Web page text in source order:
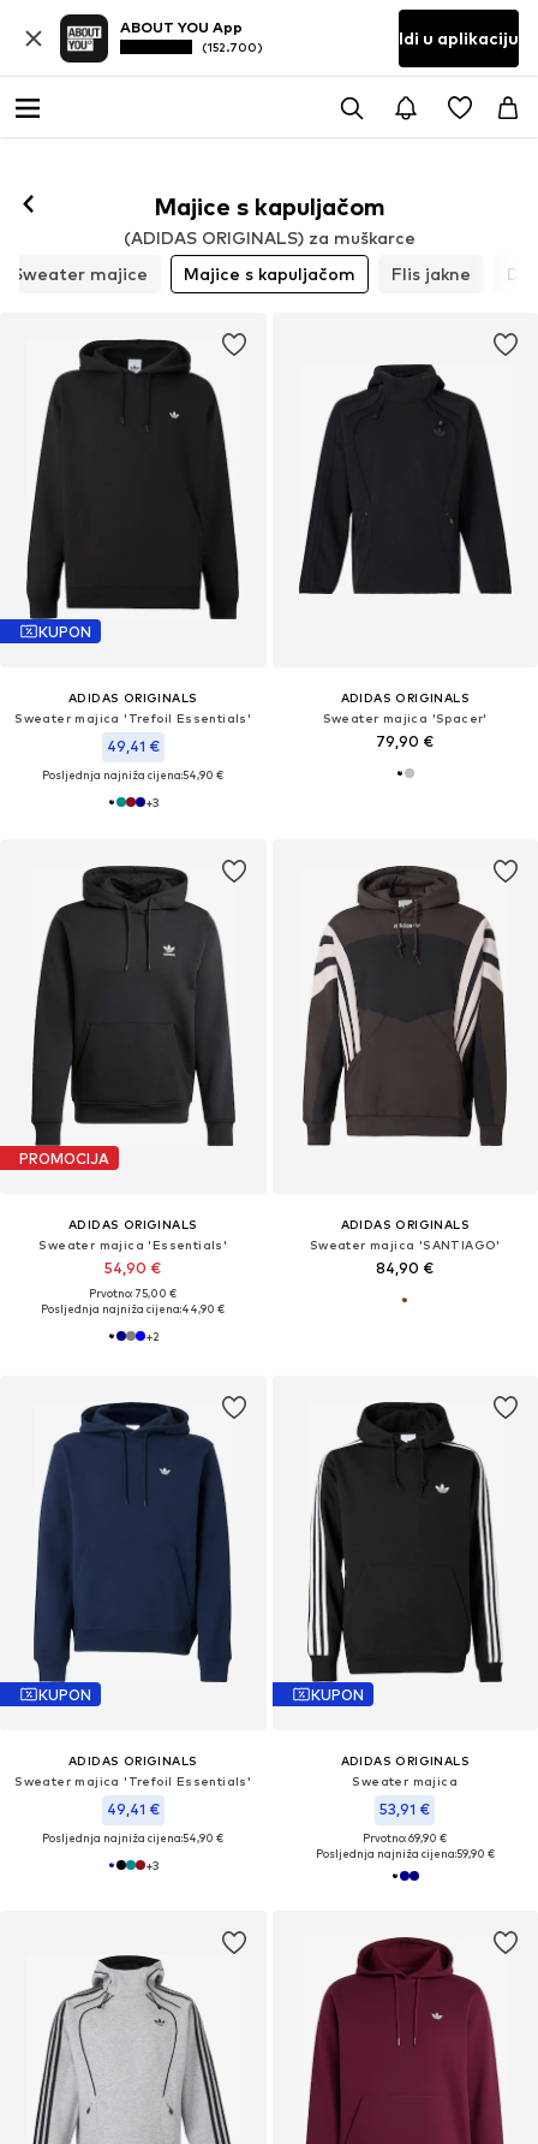
ABOUT YOU App
(152.700) Idi u aplikaciju
Majice s kapuljačom
(ADIDAS ORIGINALS) za muškarce
Sweater majice
Majice s kapuljačom Flis jakne
KUPON
ADIDAS ORIGINALS
Sweater majica 'Trefoil Essentials'
49,41 €
Posljednja najniža cijena:54,90 €
+3
ADIDAS ORIGINALS
Sweater majica 'Spacer'
79,90 €
PROMOCIJA
ADIDAS ORIGINALS
Sweater majica 'Essentials'
54,90 €
Prvotno: 75,00 €
Posljednja najniža cijena:44,90 €
+2
ADIDAS ORIGINALS
Sweater majica 'SANTIAGO'
84,90 €
KUPON
ADIDAS ORIGINALS
Sweater majica 'Trefoil Essentials'
49,41 €
Posljednja najniža cijena:54,90 €
+3
KUPON
ADIDAS ORIGINALS
Sweater majica
53,91 €
Prvotno: 69,90 €
Posljednja najniža cijena:59,90 €